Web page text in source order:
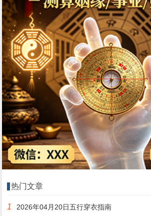
热门文章
1 2026年04月20日五行穿衣指南